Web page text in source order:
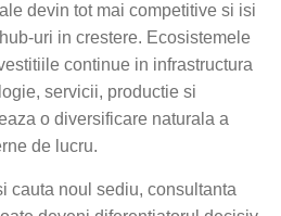
devin tot mai competitive si isi
uri in crestere. Ecosistemele
continue in infrastructura
servicii, productie si
o diversificare naturala a
de lucru.
cauta noul sediu, consultanta